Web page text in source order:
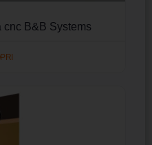
cnc B&B Systems